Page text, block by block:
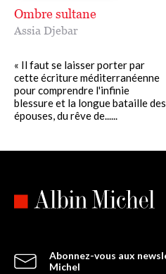
Ombre sultane
Assia Djebar
« Il faut se laisser porter par
cette écriture méditerranéenne
pour comprendre l'infinie
blessure et la longue bataille des
épouses, du rêve de......
Abonnez-vous aux
Michel